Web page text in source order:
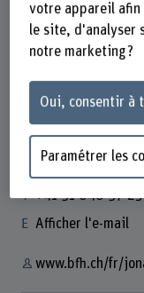
Contact
+41 31 848 37 25
Afficher l'e-mail
www.bfh.ch/fr/
votre appareil afin
le site, d'analyser
notre marketing ?
Oui, consentir à
Paramétrer les